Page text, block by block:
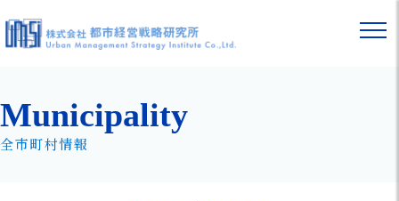
Municipality
全市町村情報